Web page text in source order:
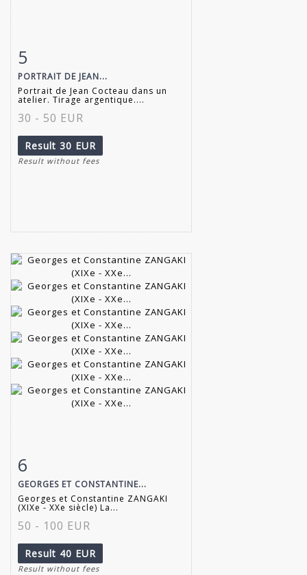
5
PORTRAIT DE JEAN...
Portrait de Jean Cocteau dans un
atelier. Tirage argentique....
30 - 50 EUR
Result 30 EUR
Result without fees
6
GEORGES ET CONSTANTINE...
Georges et Constantine ZANGAKI
(XIXe - XXe siècle) La...
50 - 100 EUR
Result 40 EUR
Result without fees